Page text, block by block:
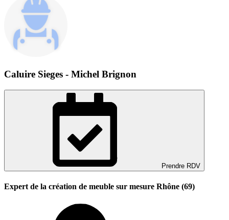
Caluire Sieges - Michel Brignon
Prendre RDV
Expert de la création de meuble sur mesure Rhône (69)